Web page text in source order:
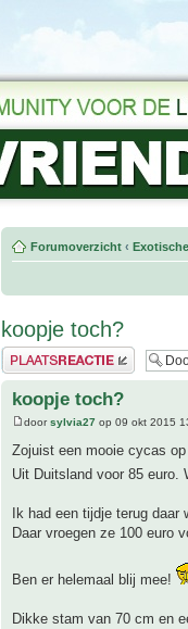
Forumoverzicht ‹
koopje toch?
Plaats een reactie
koopje toch?
doorsylvia27 op 09 okt 2015
Zojuist een mooie cycas
Uit Duitsland voor 85 euro.
Ik had een tijdje terug
Daar vroegen ze 100 euro
Ben er helemaal blij mee!
Dikke stam van 70 cm en